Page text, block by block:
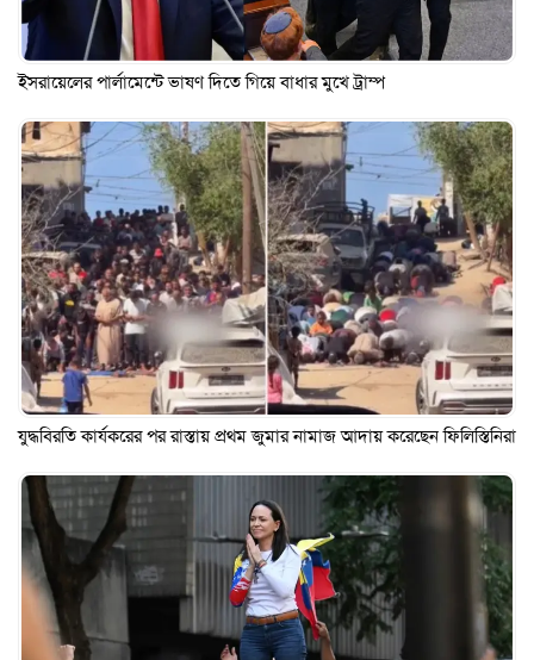
ইসরায়েলের পার্লামেন্টে ভাষণ দিতে গিয়ে বাধার মুখে ট্রাম্প
যুদ্ধবিরতি কার্যকরের পর রাস্তায় প্রথম জুমার নামাজ আদায় করেছেন ফিলিস্তিনিরা